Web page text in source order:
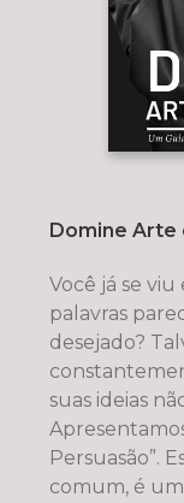
Domine Arte
Você já se
palavras
desejado?
suas ideias
Persuasão”.
comum, é